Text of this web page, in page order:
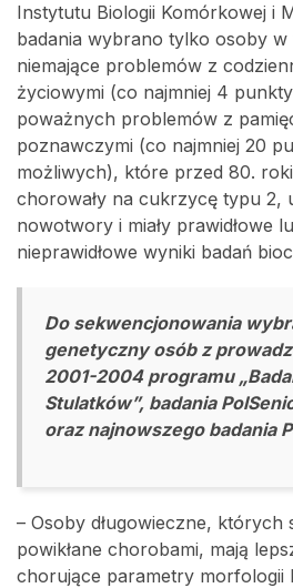
Instytutu Biologii Komórkowej i
badania wybrano tylko osoby
niemające problemów z
życiowymi (co najmniej 4
poważnych problemów z
poznawczymi (co najmniej 20
możliwych), które przed 80.
chorowały na cukrzycę typu 2,
nowotwory i miały prawidłowe
nieprawidłowe wyniki badań
Do sekwencjonowania
genetyczny osób z
2001-2004 programu
Stulatków”, badania
oraz najnowszego badania
– Osoby długowieczne, których
powikłane chorobami, mają
chorujące parametry morfologii